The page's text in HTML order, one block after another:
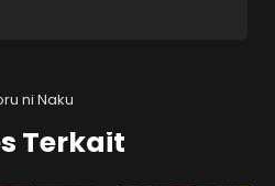
ni Naku
Terkait